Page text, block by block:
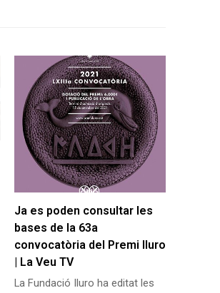
Ja es poden consultar les
bases de la 63a
convocatòria del Premi Iluro
| La Veu TV
La Fundació Iluro ha editat les